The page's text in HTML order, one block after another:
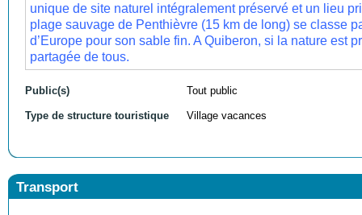
unique de site naturel intégralement préservé et un lieu
plage sauvage de Penthièvre (15 km de long) se classe
d’Europe pour son sable fin. A Quiberon, si la nature est
partagée de tous.
Public(s) Tout public
Type de structure touristique Village vacances
Transport